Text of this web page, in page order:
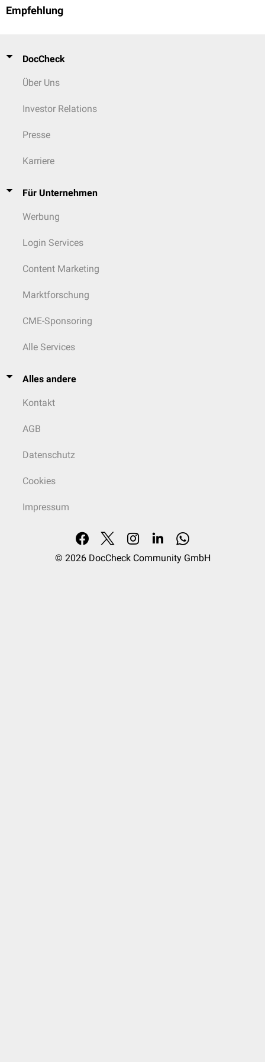
Empfehlung
DocCheck
Über Uns
Investor Relations
Presse
Karriere
Für Unternehmen
Werbung
Login Services
Content Marketing
Marktforschung
CME-Sponsoring
Alle Services
Alles andere
Kontakt
AGB
Datenschutz
Cookies
Impressum
© 2026 DocCheck Community GmbH